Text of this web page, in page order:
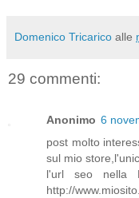
Domenico Tricarico alle
29 commenti:
Anonimo 6
post molto
sul mio
l'url seo nella
http://